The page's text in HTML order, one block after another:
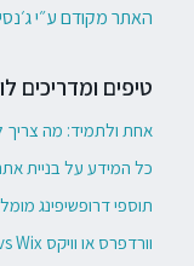
האתר מקודם ע״י
טיפים ומדריכים
אחת ולתמיד: מה צריך
כל המידע על בניית
תוספי דרופשיפינג
וורדפרס או וויקס WordPress vs Wix מה עדיף?